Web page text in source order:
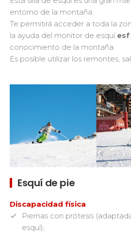
entorno de la montaña.
Te permitirá acceder a toda la
la ayuda del monitor de esquí esf
conocimiento de la montaña.
Es posible utilizar los remontes,
Esquí de pie
Discapacidad física
Piernas con prótesis
esquí);